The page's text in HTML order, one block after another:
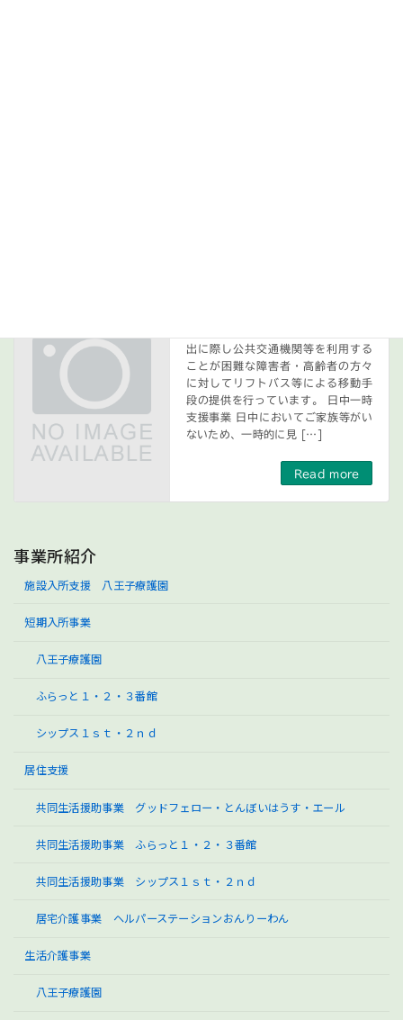
出に際し公共交通機関等を利用する
ことが困難な障害者・高齢者の方々
に対してリフトバス等による移動手
段の提供を行っています。 日中一時
支援事業 日中においてご家族等がい
ないため、一時的に見 […]
Read more
事業所紹介
施設入所支援 八王子療護園
短期入所事業
八王子療護園
ふらっと１・２・３番館
シップス１ｓｔ・２ｎｄ
居住支援
共同生活援助事業 グッドフェロー・とんぼいはうす・エール
共同生活援助事業 ふらっと１・２・３番館
共同生活援助事業 シップス１ｓｔ・２ｎｄ
居宅介護事業 ヘルパーステーションおんりーわん
生活介護事業
八王子療護園